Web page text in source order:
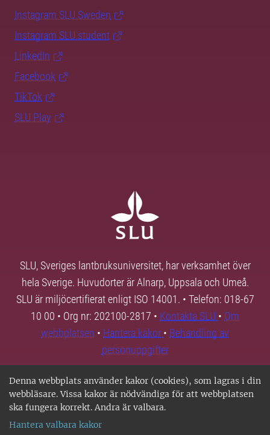
Denna webbplats använder kakor (cookies), som lagras i din
webbläsare. Vissa kakor är nödvändiga för att webbplatsen
ska fungera korrekt. Andra är valbara.
Hantera valbara kakor
Instagram SLU.Sweden
Instagram SLU.student
LinkedIn
Facebook
TikTok
SLU Play
SLU, Sveriges lantbruksuniversitet, har verksamhet över
hela Sverige. Huvudorter är Alnarp, Uppsala och Umeå.
SLU är miljöcertifierat enligt ISO 14001. • Telefon: 018-67
10 00 • Org nr: 202100-2817 • Kontakta SLU • Om
webbplatsen • Hantera kakor • Behandling av
personuppgifter